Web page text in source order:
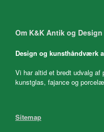
Om K&K Antik og Design
Design og kunsthåndværk
Vi har altid et bredt udvalg af
kunstglas, fajance og
Sitemap